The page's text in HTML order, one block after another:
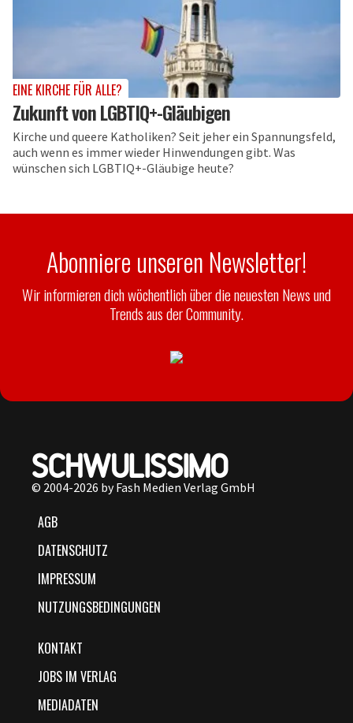
EINE KIRCHE FÜR ALLE?
Zukunft von LGBTIQ+-Gläubigen
Kirche und queere Katholiken? Seit jeher ein Spannungsfeld,
auch wenn es immer wieder Hinwendungen gibt. Was
wünschen sich LGBTIQ+-Gläubige heute?
Abonniere unseren Newsletter!
Wir informieren dich wöchentlich über die neuesten News und
Trends aus der Community.
© 2004-2026 by Fash Medien Verlag GmbH
AGB
DATENSCHUTZ
IMPRESSUM
NUTZUNGSBEDINGUNGEN
KONTAKT
JOBS IM VERLAG
MEDIADATEN